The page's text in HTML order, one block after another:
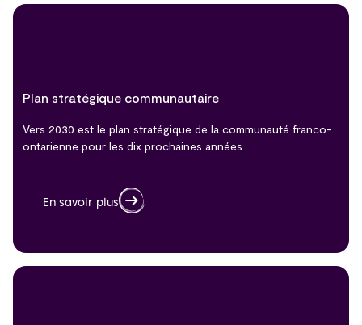
Plan stratégique communautaire
Vers 2030 est le plan stratégique de la communauté franco-
ontarienne pour les dix prochaines années.
En savoir plus